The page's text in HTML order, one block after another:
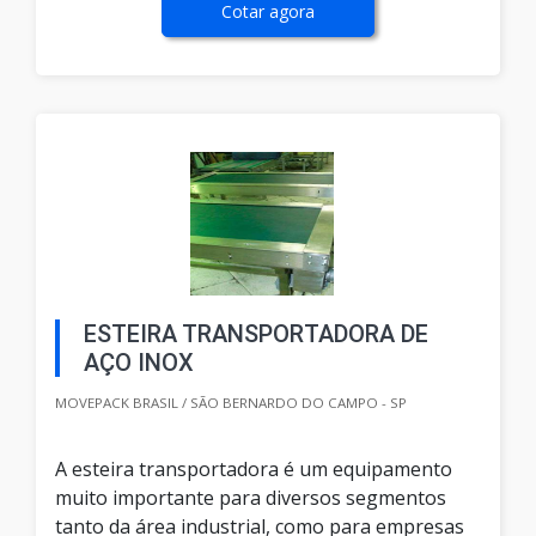
Cotar agora
ESTEIRA TRANSPORTADORA DE
AÇO INOX
MOVEPACK BRASIL / SÃO BERNARDO DO CAMPO - SP
A esteira transportadora é um equipamento
muito importante para diversos segmentos
tanto da área industrial, como para empresas